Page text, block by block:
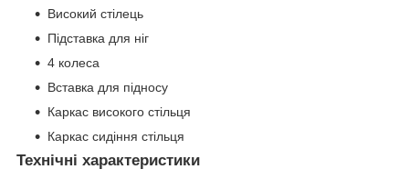
Високий стілець
Підставка для ніг
4 колеса
Вставка для підносу
Каркас високого стільця
Каркас сидіння стільця
Технічні характеристики